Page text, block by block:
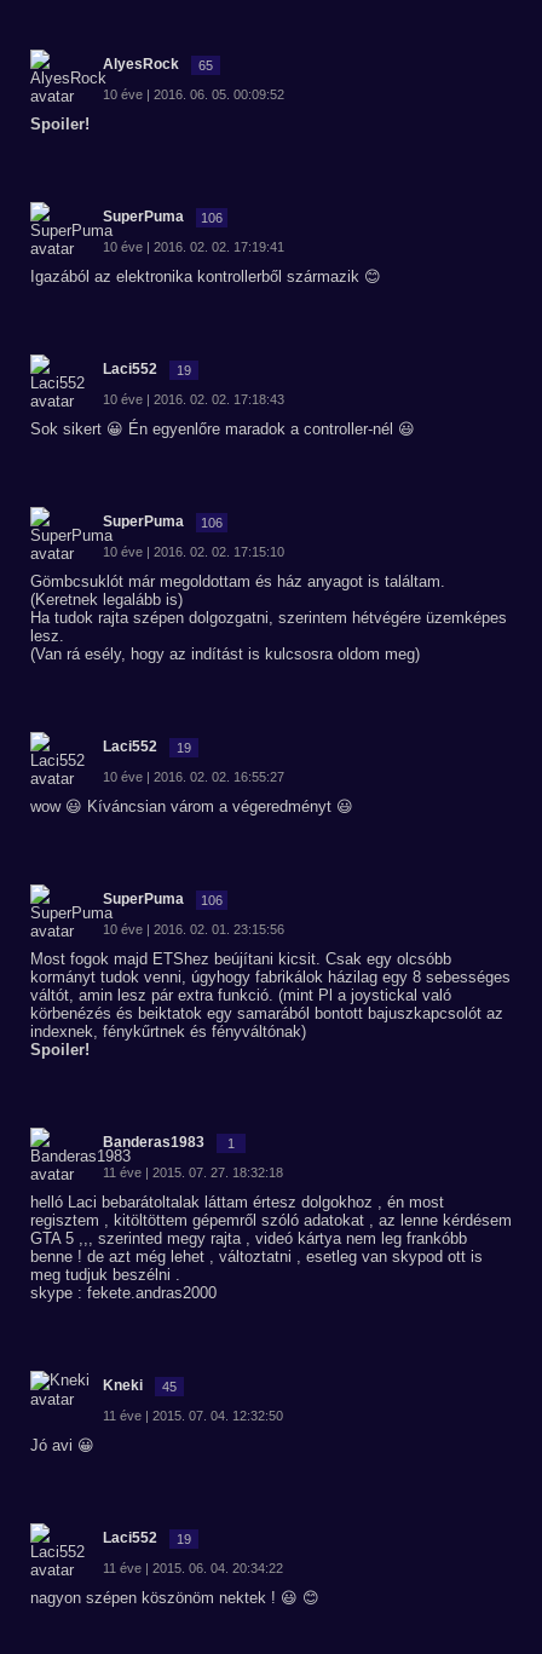
AlyesRock 65
10 éve | 2016. 06. 05. 00:09:52
Spoiler!
SuperPuma 106
10 éve | 2016. 02. 02. 17:19:41
Igazából az elektronika kontrollerből származik 😊
Laci552 19
10 éve | 2016. 02. 02. 17:18:43
Sok sikert 😀 Én egyenlőre maradok a controller-nél 😃
SuperPuma 106
10 éve | 2016. 02. 02. 17:15:10
Gömbcsuklót már megoldottam és ház anyagot is találtam.
(Keretnek legalább is)
Ha tudok rajta szépen dolgozgatni, szerintem hétvégére üzemképes
lesz.
(Van rá esély, hogy az indítást is kulcsosra oldom meg)
Laci552 19
10 éve | 2016. 02. 02. 16:55:27
wow 😃 Kíváncsian várom a végeredményt 😃
SuperPuma 106
10 éve | 2016. 02. 01. 23:15:56
Most fogok majd ETShez beújítani kicsit. Csak egy olcsóbb
kormányt tudok venni, úgyhogy fabrikálok házilag egy 8 sebességes
váltót, amin lesz pár extra funkció. (mint Pl a joystickal való
körbenézés és beiktatok egy samarából bontott bajuszkapcsolót az
indexnek, fénykűrtnek és fényváltónak)
Spoiler!
Banderas1983 1
11 éve | 2015. 07. 27. 18:32:18
helló Laci bebarátoltalak láttam értesz dolgokhoz , én most
regisztem , kitöltöttem gépemről szóló adatokat , az lenne kérdésem
GTA 5 ,,, szerinted megy rajta , videó kártya nem leg frankóbb
benne ! de azt még lehet , változtatni , esetleg van skypod ott is
meg tudjuk beszélni .
skype : fekete.andras2000
Kneki 45
11 éve | 2015. 07. 04. 12:32:50
Jó avi 😀
Laci552 19
11 éve | 2015. 06. 04. 20:34:22
nagyon szépen köszönöm nektek ! 😃 😊